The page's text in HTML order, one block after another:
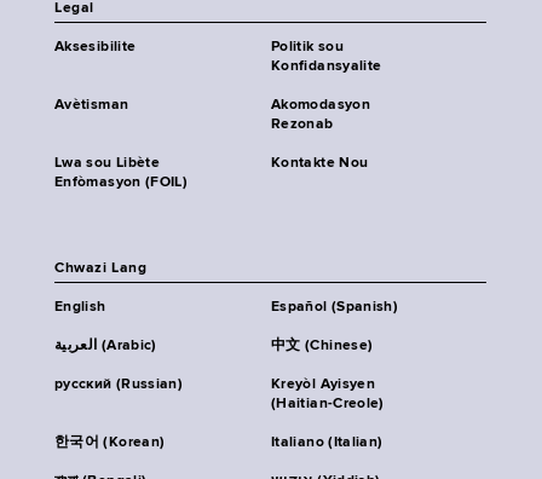
Legal
Aksesibilite
Politik sou
Konfidansyalite
Avètisman
Akomodasyon
Rezonab
Lwa sou Libète
Enfòmasyon (FOIL)
Kontakte Nou
Chwazi Lang
English Español (Spanish)
العربية (Arabic) 中文 (Chinese)
русский (Russian)
Kreyòl Ayisyen
(Haitian-Creole)
한국어 (Korean) Italiano (Italian)